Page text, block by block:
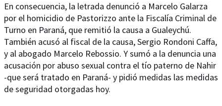
En consecuencia, la letrada denunció a Marcelo Galarza
por el homicidio de Pastorizzo ante la Fiscalía Criminal de
Turno en Paraná, que remitió la causa a Gualeychú.
También acusó al fiscal de la causa, Sergio Rondoni Caffa,
y al abogado Marcelo Rebossio. Y sumó a la denuncia una
acusación por abuso sexual contra el tío paterno de Nahir
-que será tratado en Paraná- y pidió medidas las medidas
de seguridad otorgadas hoy.